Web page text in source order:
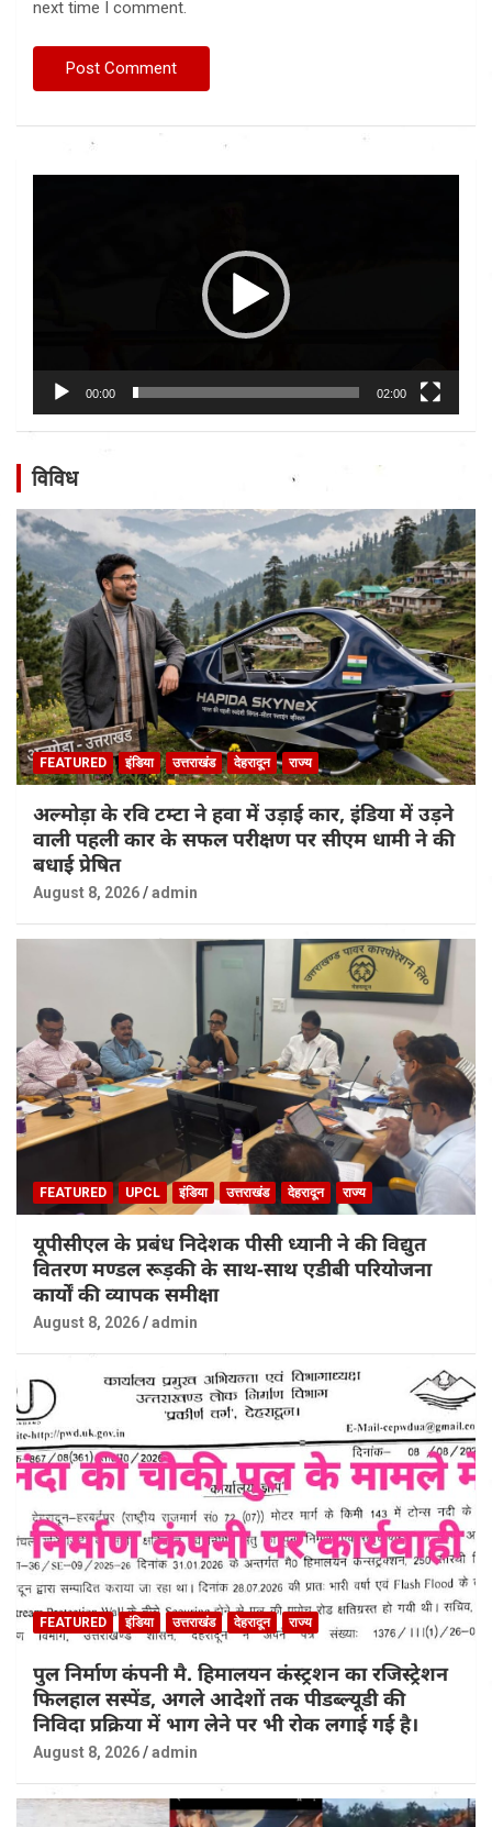
next time I comment.
00:00 02:00
विविध
FEATURED इंडिया उत्तराखंड देहरादून राज्य
अल्मोड़ा के रवि टम्टा ने हवा में उड़ाई कार, इंडिया में उड़ने
वाली पहली कार के सफल परीक्षण पर सीएम धामी ने की
बधाई प्रेषित
August 8, 2026 admin
FEATURED UPCL इंडिया उत्तराखंड देहरादून राज्य
यूपीसीएल के प्रबंध निदेशक पीसी ध्यानी ने की विद्युत
वितरण मण्डल रूड़की के साथ-साथ एडीबी परियोजना
कार्यों की व्यापक समीक्षा
August 8, 2026 admin
FEATURED इंडिया उत्तराखंड देहरादून राज्य
पुल निर्माण कंपनी मै. हिमालयन कंस्ट्रशन का रजिस्ट्रेशन
फिलहाल सस्पेंड, अगले आदेशों तक पीडब्ल्यूडी की
निविदा प्रक्रिया में भाग लेने पर भी रोक लगाई गई है।
August 8, 2026 admin